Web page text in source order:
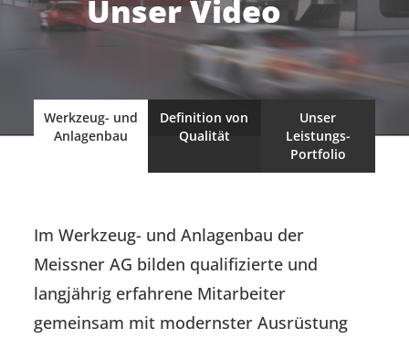
Unser Video
Werkzeug- und
Anlagenbau
Definition von
Qualität
Unser
Leistungs-
Portfolio
Im Werkzeug- und Anlagenbau der
Meissner AG bilden qualifizierte und
langjährig erfahrene Mitarbeiter
gemeinsam mit modernster Ausrüstung